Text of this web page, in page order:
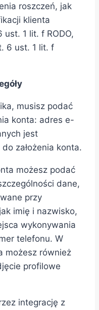
roszczeń, jak
klienta
1 lit. f RODO,
6 ust. 1 lit. f
musisz podać
konta: adres e-
jest
założenia konta.
możesz podać
dane,
przy
imię i nazwisko,
wykonywania
telefonu. W
możesz również
profilowe
integrację z